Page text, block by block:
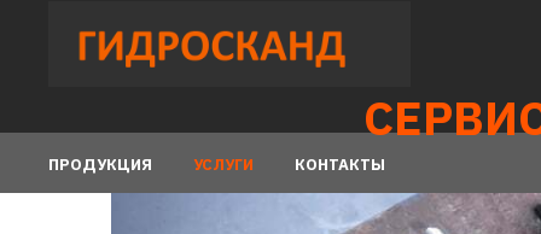
СЕРВИС
ПРОДУКЦИЯ УСЛУГИ КОНТАКТЫ